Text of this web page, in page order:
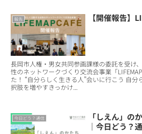
報告 【開催報告】
長岡市人権・男女共同参画課様の委託を受け
性のネットワークづくり交流会事業「
た！ “自分らしく生きる人”会いに行こう 自
択肢を増やすきっかけ...
今日どう？通信
「しえん」の
｜今日どう？